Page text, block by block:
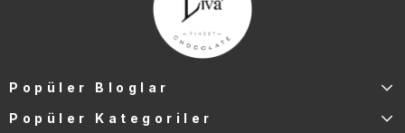
Popüler Bloglar
Popüler Kategoriler